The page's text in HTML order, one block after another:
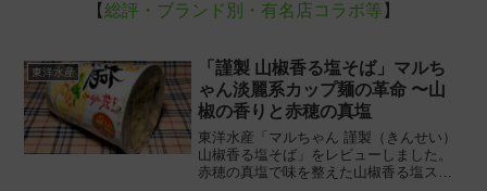
【総評・ブランド別・有名店コラボ等 】
東洋水産
「謹製 山椒香る塩そば」マルち
ゃん淡麗系カップ麺の革命 〜山
椒の香りと赤穂の真塩
東洋水産「マルちゃん 謹製（きんせい）
山椒香る塩そば」をレビューしました。
赤穂の真塩で味を整えた山椒香る塩スー